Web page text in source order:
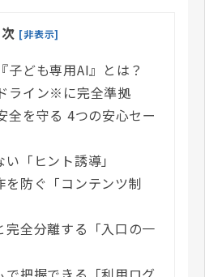
[非表示]
子ども専用AI』とは？
ライン※に完全準拠
全を守る 4つの安心セー
「ヒント誘導」
を防ぐ「コンテンツ制
完全分離する「入口の一